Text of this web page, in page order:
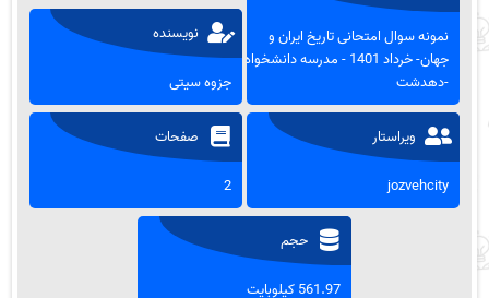
نمونه سوال امتحانی تاریخ ایران و
جهان- خرداد 1401 - مدرسه دانشخواه
-دهدشت
نویسنده
جزوه سیتی
ویراستار
jozvehcity
صفحات
2
حجم
561.97 کیلوبایت